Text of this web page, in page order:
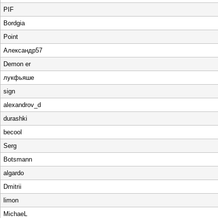
PIF
Bordgia
Point
Александр57
Demon er
лукфьяше
sign
alexandrov_d
durashki
becool
Serg
Botsmann
algardo
Dmitrii
limon
MichaeL